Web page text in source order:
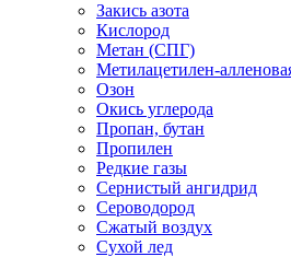
Закись азота
Кислород
Метан (СПГ)
Метилацетилен-
Озон
Окись углерода
Пропан, бутан
Пропилен
Редкие газы
Сернистый ангидрид
Сероводород
Сжатый воздух
Сухой лед